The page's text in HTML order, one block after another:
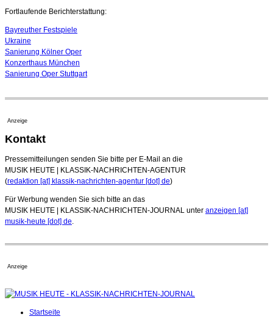
Quatuor Ebène wird mit Bremer Musikfest-Preis
04. August 2026 - 13:30 Uhr
Fortlaufende Berichterstattung:
Bayreuther Festspiele
Ukraine
Sanierung Kölner Oper
Konzerthaus München
Sanierung Oper Stuttgart
Anzeige
Kontakt
Pressemitteilungen senden Sie bitte per E-Mail an die
MUSIK HEUTE | KLASSIK-NACHRICHTEN-AGENTUR
(redaktion [at] klassik-nachrichten-agentur [dot] de)
Für Werbung wenden Sie sich bitte an das
MUSIK HEUTE | KLASSIK-NACHRICHTEN-JOURNAL unter anzeigen [at]
musik-heute [dot] de
Anzeige
Startseite